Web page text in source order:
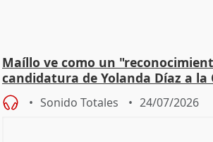
Maíllo ve como un
candidatura de Yolanda Díaz a la
Sonido Totales 24/07/2026